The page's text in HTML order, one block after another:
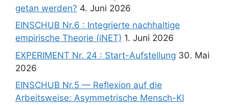
getan werden? 4. Juni 2026
EINSCHUB Nr.6 : Integrierte nachhaltige
empirische Theorie (iNET) 1. Juni 2026
EXPERIMENT Nr. 24 : Start-Aufstellung 30. Mai
2026
EINSCHUB Nr.5 — Reflexion auf die
Arbeitsweise: Asymmetrische Mensch-KI